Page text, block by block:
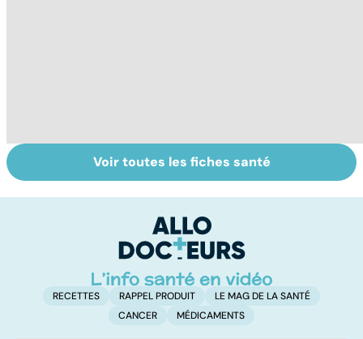
Narcolepsie : des
crises de
Bien dormir,
mais... sans
Voir toutes les fiches santé
RECETTES RAPPEL PRODUIT
LE MAG DE LA SANTÉ
CANCER
MÉDICAMENTS